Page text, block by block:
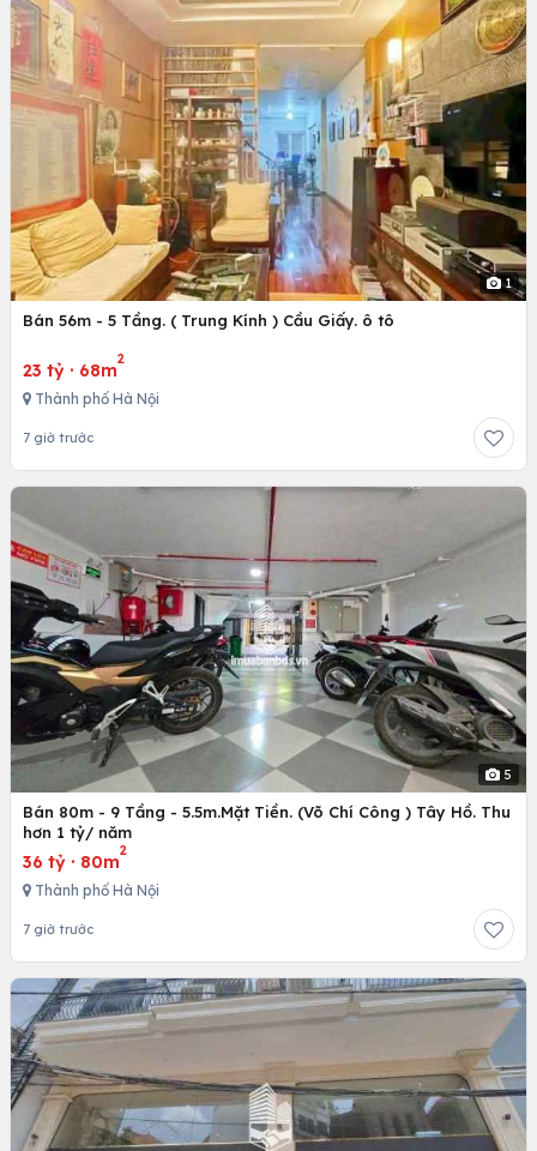
1
Bán 56m - 5 Tầng. ( Trung Kính ) Cầu Giấy. ô tô
23 tỷ · 68m
2
Thành phố Hà Nội
7 giờ trước
5
Bán 80m - 9 Tầng - 5.5m.Mặt Tiền. (Võ Chí Công ) Tây Hồ. Thu
hơn 1 tỷ/ năm
36 tỷ · 80m
2
Thành phố Hà Nội
7 giờ trước